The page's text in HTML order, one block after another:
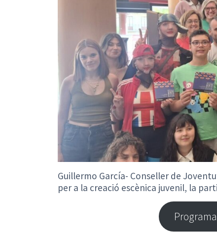
Guillermo García- Conseller de
per a la creació escènica juvenil, la